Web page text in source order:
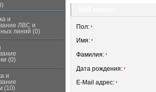
и
ЛВС и
линий (0)
(0)
и
(10)
Пол: *
Имя: *
Фамилия: *
Дата рождения: *
E-Mail адрес: *